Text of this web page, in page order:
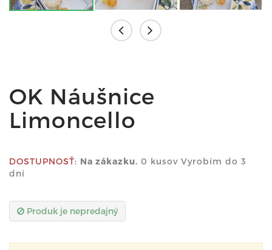
OK Náušnice
Limoncello
DOSTUPNOSŤ: Na zákazku. 0 kusov Vyrobím do 3
dní
Produk je nepredajný